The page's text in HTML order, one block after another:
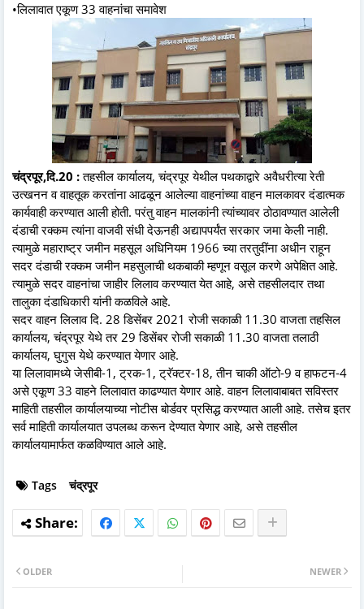
•लिलावात एकूण 33 वाहनांचा समावेश
चंद्रपूर,दि.20 :तहसील कार्यालय, चंद्रपूर येथील पथकाद्वारे अवैधरीत्या रेती
उत्खनन व वाहतूक करतांना आढळून आलेल्या वाहनांच्या वाहन मालकावर दंडात्मक
कार्यवाही करण्यात आली होती. परंतु वाहन मालकांनी त्यांच्यावर ठोठावण्यात आलेली
दंडाची रक्कम त्यांना वाजवी संधी देऊनही अद्यापपर्यंत सरकार जमा केली नाही.
त्यामुळे महाराष्ट्र जमीन महसूल अधिनियम 1966 च्या तरतुदींना अधीन राहून
सदर दंडाची रक्कम जमीन महसुलाची थकबाकी म्हणून वसूल करणे अपेक्षित आहे.
त्यामुळे सदर वाहनांचा जाहीर लिलाव करण्यात येत आहे, असे तहसीलदार तथा
तालुका दंडाधिकारी यांनी कळविले आहे.
सदर वाहन लिलाव दि. 28 डिसेंबर 2021 रोजी सकाळी 11.30 वाजता तहसिल
कार्यालय, चंद्रपूर येथे तर 29 डिसेंबर रोजी सकाळी 11.30 वाजता तलाठी
कार्यालय, घुगुस येथे करण्यात येणार आहे.
या लिलावामध्ये जेसीबी-1, ट्रक-1, ट्रॅक्टर-18, तीन चाकी ऑटो-9 व हाफटन-4
असे एकूण 33 वाहने लिलावात काढण्यात येणार आहे. वाहन लिलावाबाबत सविस्तर
माहिती तहसील कार्यालयाच्या नोटीस बोर्डवर प्रसिद्ध करण्यात आली आहे. तसेच इतर
सर्व माहिती कार्यालयात उपलब्ध करून देण्यात येणार आहे, असे तहसील
कार्यालयामार्फत कळविण्यात आले आहे.
Tags चंद्रपूर
NEWER
OLDER